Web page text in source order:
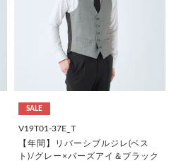
SALE
V19T01-37E_T
【年間】リバーシブルジレ(ベス
ト)/グレー×バーズアイ＆ブラック